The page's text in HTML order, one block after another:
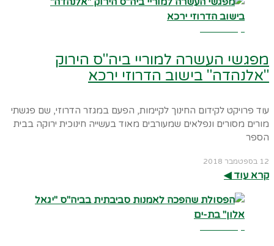
מפגשי העשרה למוריי ביה"ס הירוק
"אלנהדה" בישוב הדרוזי ירכא
עוד פרויקט לקידום החינוך לקיימות, הפעם במגזר הדרוזי, שם פגשתי
מורים מסורים ונפלאים שמעורבים מאוד בעשייה חינוכית ירוקה בבית
הספר
12 בספטמבר 2018
קרא עוד ◀︎